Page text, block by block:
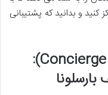
و بدانید که پشتیبانی
خدمات کانسیرژ (Concierge Services):